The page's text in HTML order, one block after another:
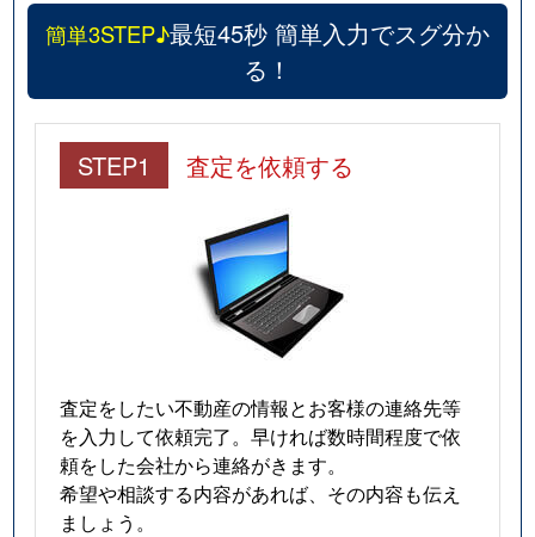
簡単3STEP♪最短45秒 簡単入力でスグ分か
る！
STEP1 査定を依頼する
査定をしたい不動産の情報とお客様の連絡先等
を入力して依頼完了。早ければ数時間程度で依
頼をした会社から連絡がきます。
希望や相談する内容があれば、その内容も伝え
ましょう。